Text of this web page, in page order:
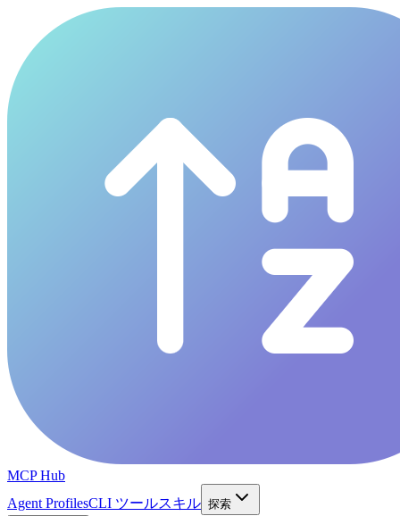
MCP Hub
Agent ProfilesCLI ツールスキル 探索